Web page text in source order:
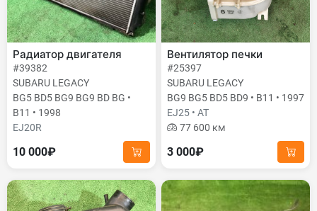
Радиатор двигателя
#39382
SUBARU LEGACY
BG5 BD5 BG9 BG9 BD BG •
B11 • 1998
EJ20R
10 000₽
Вентилятор печки
#25397
SUBARU LEGACY
BG9 BG5 BD5 BD9 • B11 • 1997
EJ25 • AT
77 600 км
3 000₽